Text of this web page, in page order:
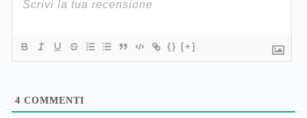
{} [+]
4 COMMENTI